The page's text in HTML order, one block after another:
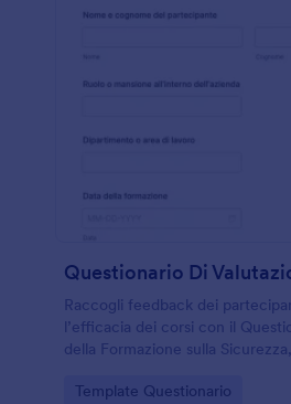
Raccogli feedback dei
l’efficacia dei corsi con il
della Formazione sulla
dopo ogni sessione.
Go to Category:
Template Questionario